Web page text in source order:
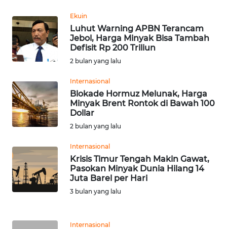
Ekuin
Luhut Warning APBN Terancam
Jebol, Harga Minyak Bisa Tambah
Defisit Rp 200 Triliun
2 bulan yang lalu
Internasional
Blokade Hormuz Melunak, Harga
Minyak Brent Rontok di Bawah 100
Dollar
2 bulan yang lalu
Internasional
Krisis Timur Tengah Makin Gawat,
Pasokan Minyak Dunia Hilang 14
Juta Barel per Hari
3 bulan yang lalu
Internasional
KONTAK
KAMI
INFO
IKLAN
TENTANG
KAMI
PEDOMAN
SIBER
REDAKSI